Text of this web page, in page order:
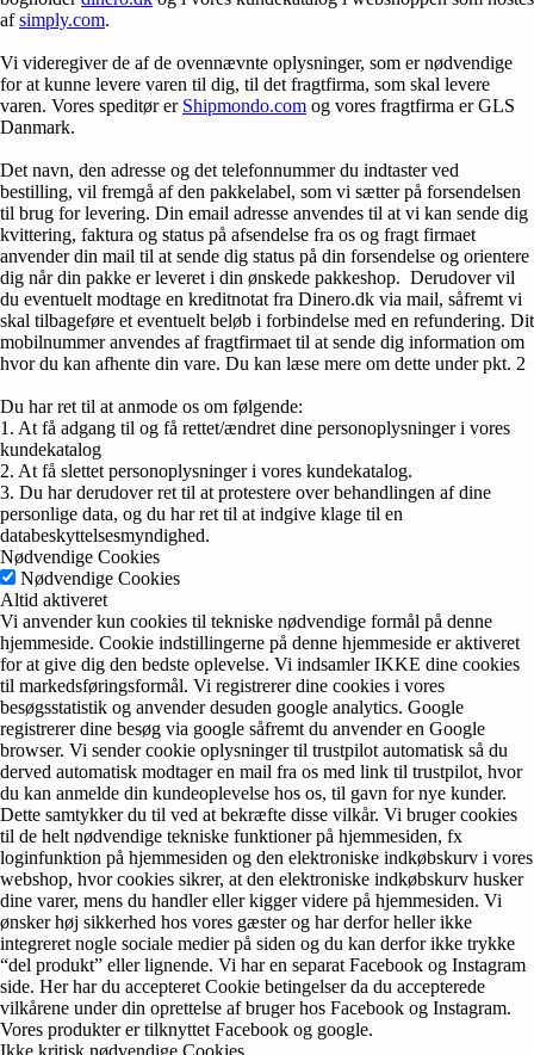
afsimply.com.
Vi videregiver de af de ovennævnte oplysninger, som er nødvendige
for at kunne levere varen til dig, til det fragtfirma, som skal levere
varen. Vores speditør er Shipmondo.com og vores fragtfirma er GLS
Danmark.
Det navn, den adresse og det telefonnummer du indtaster ved
bestilling, vil fremgå af den pakkelabel, som vi sætter på forsendelsen
til brug for levering. Din email adresse anvendes til at vi kan sende dig
kvittering, faktura og status på afsendelse fra os og fragt firmaet
anvender din mail til at sende dig status på din forsendelse og orientere
dig når din pakke er leveret i din ønskede pakkeshop. Derudover vil
du eventuelt modtage en kreditnotat fra Dinero.dk via mail, såfremt vi
skal tilbageføre et eventuelt beløb i forbindelse med en refundering. Dit
mobilnummer anvendes af fragtfirmaet til at sende dig information om
hvor du kan afhente din vare. Du kan læse mere om dette under pkt. 2
Du har ret til at anmode os om følgende:
1. At få adgang til og få rettet/ændret dine personoplysninger i vores
kundekatalog
2. At få slettet personoplysninger i vores kundekatalog.
3. Du har derudover ret til at protestere over behandlingen af dine
personlige data, og du har ret til at indgive klage til en
databeskyttelsesmyndighed.
Nødvendige Cookies
Nødvendige Cookies
Altid aktiveret
Vi anvender kun cookies til tekniske nødvendige formål på denne
hjemmeside. Cookie indstillingerne på denne hjemmeside er aktiveret
for at give dig den bedste oplevelse. Vi indsamler IKKE dine cookies
til markedsføringsformål. Vi registrerer dine cookies i vores
besøgsstatistik og anvender desuden google analytics. Google
registrerer dine besøg via google såfremt du anvender en Google
browser. Vi sender cookie oplysninger til trustpilot automatisk så du
derved automatisk modtager en mail fra os med link til trustpilot, hvor
du kan anmelde din kundeoplevelse hos os, til gavn for nye kunder.
Dette samtykker du til ved at bekræfte disse vilkår. Vi bruger cookies
til de helt nødvendige tekniske funktioner på hjemmesiden, fx
loginfunktion på hjemmesiden og den elektroniske indkøbskurv i vores
webshop, hvor cookies sikrer, at den elektroniske indkøbskurv husker
dine varer, mens du handler eller kigger videre på hjemmesiden. Vi
ønsker høj sikkerhed hos vores gæster og har derfor heller ikke
integreret nogle sociale medier på siden og du kan derfor ikke trykke
“del produkt” eller lignende. Vi har en separat Facebook og Instagram
side. Her har du accepteret Cookie betingelser da du accepterede
vilkårene under din oprettelse af bruger hos Facebook og Instagram.
Vores produkter er tilknyttet Facebook og google.
Ikke kritisk nødvendige Cookies